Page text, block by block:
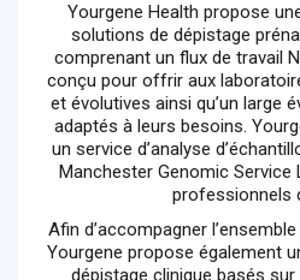
Yourgene Health propose
solutions de dépistage
comprenant un flux de travail
conçu pour offrir aux
et évolutives ainsi qu’un large
adaptés à leurs besoins.
un service d’analyse
Manchester Genomic Service
professionnels
Afin d’accompagner
Yourgene propose également
dépistage clinique basés sur